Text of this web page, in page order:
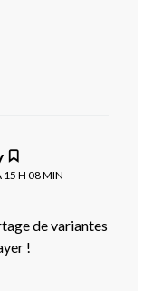
15 H 08 MIN
de variantes
!